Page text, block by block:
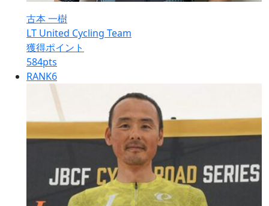
古本 一樹
LT United Cycling Team
獲得ポイント
584pts
RANK6